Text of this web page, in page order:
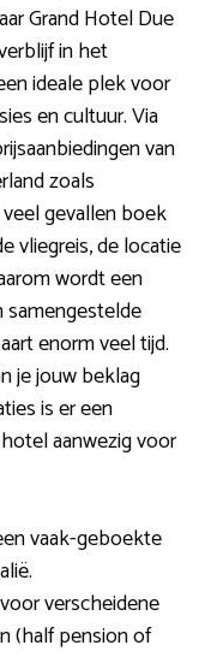
Grand Hotel Due
in het
ideale plek voor
en cultuur. Via
van
zoals
gevallen boek
vliegreis, de locatie
wordt een
samengestelde
enorm veel tijd.
je jouw beklag
is er een
aanwezig voor
vaak-geboekte
verscheidene
(half pension of